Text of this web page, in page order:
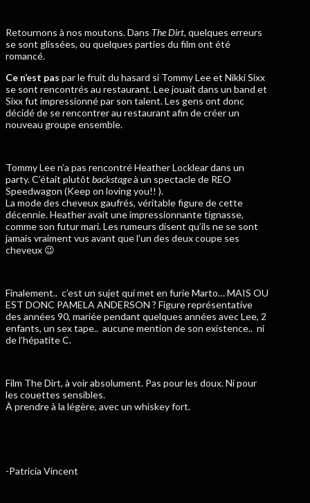
Retournons à nos moutons. Dans The Dirt, quelques erreurs
se sont glissées, ou quelques parties du film ont été
romancé.
Ce n’est pas par le fruit du hasard si Tommy Lee et Nikki Sixx
se sont rencontrés au restaurant. Lee jouait dans un band et
Sixx fut impressionné par son talent. Les gens ont donc
décidé de se rencontrer au restaurant afin de créer un
nouveau groupe ensemble.
Tommy Lee n’a pas rencontré Heather Locklear dans un
party. C’était plutôt backstageà un spectacle de REO
Speedwagon (Keep on loving you!! ).
La mode des cheveux gaufrés, véritable figure de cette
décennie. Heather avait une impressionnante tignasse,
comme son futur mari. Les rumeurs disent qu’ils ne se sont
jamais vraiment vus avant que l’un des deux coupe ses
cheveux 😉
Finalement.. c’est un sujet qui met en furie Marto… MAIS OU
EST DONC PAMELA ANDERSON ? Figure représentative
des années 90, mariée pendant quelques années avec Lee, 2
enfants, un sex tape.. aucune mention de son existence.. ni
de l’hépatite C.
Film The Dirt, à voir absolument. Pas pour les doux. Ni pour
les couettes sensibles.
À prendre à la légère, avec un whiskey fort.
-Patricia Vincent